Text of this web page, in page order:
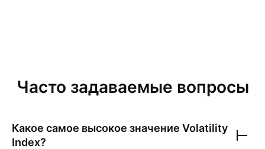
Часто задаваемые вопросы
Какое самое высокое значение Volatility
Index?